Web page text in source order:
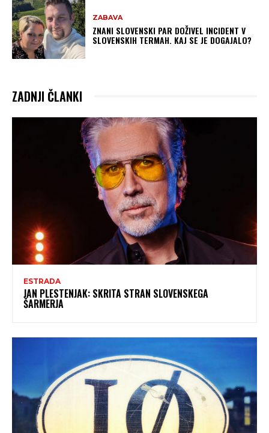
ZABAVA
ZNANI SLOVENSKI PAR DOŽIVEL INCIDENT V
SLOVENSKIH TERMAH. KAJ SE JE DOGAJALO?
ZADNJI ČLANKI
ESTRADA
JAN PLESTENJAK: SKRITA STRAN SLOVENSKEGA
ŠARMERJA